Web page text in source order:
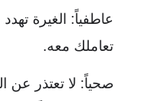
عاطفياً: الغيرة
تعاملك معه.
صحياً: لا تعتذر عن